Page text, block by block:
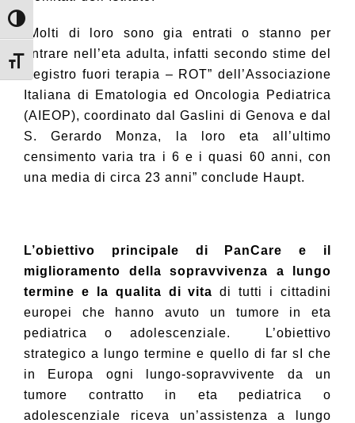
Attiva/disattiva alto contrasto
Attiva/disattiva dimensione testo
“Molti di loro sono gia entrati o stanno per
entrare nell’eta adulta, infatti secondo stime del
“registro fuori terapia – ROT” dell’Associazione
Italiana di Ematologia ed Oncologia Pediatrica
(AIEOP), coordinato dal Gaslini di Genova e dal
S. Gerardo Monza, la loro eta all’ultimo
censimento varia tra i 6 e i quasi 60 anni, con
una media di circa 23 anni” conclude Haupt.
L’obiettivo principale di PanCare e il
miglioramento della sopravvivenza a lungo
termine e la qualita di vita di tutti i cittadini
europei che hanno avuto un tumore in eta
pediatrica o adolescenziale.
L’obiettivo
strategico a lungo termine e quello di far sI che
in Europa ogni lungo-sopravvivente da un
tumore contratto in eta pediatrica o
adolescenziale riceva un’assistenza a lungo